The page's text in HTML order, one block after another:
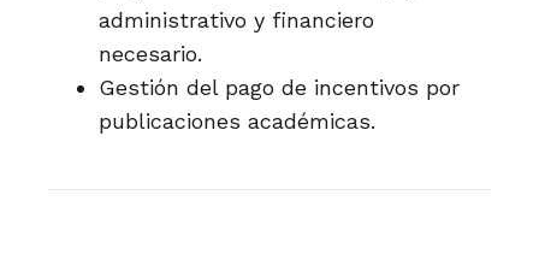
administrativo y financiero
necesario.
Gestión del pago de incentivos por
publicaciones académicas.